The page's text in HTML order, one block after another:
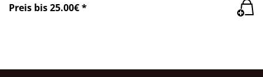
Preis bis 25.00€ *